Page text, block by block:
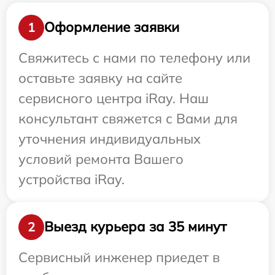
1
Оформление заявки
Свяжитесь с нами по телефону или
оставьте заявку на сайте
сервисного центра iRay. Наш
консультант свяжется с Вами для
уточнения индивидуальных
условий ремонта Вашего
устройства iRay.
2
Выезд курьера за 35 минут
Сервисный инженер приедет в